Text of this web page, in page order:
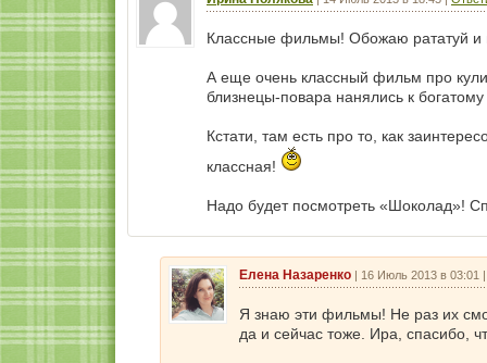
Классные фильмы! Обожаю рататуй и
А еще очень классный фильм про
близнецы-повара нанялись к
Кстати, там есть про то, как
классная!
Надо будет посмотреть «Шоколад»!
Елена Назаренко | 16 Июль 2013 в 03:01
Я знаю эти фильмы! Не раз их
да и сейчас тоже. Ира, спасибо,